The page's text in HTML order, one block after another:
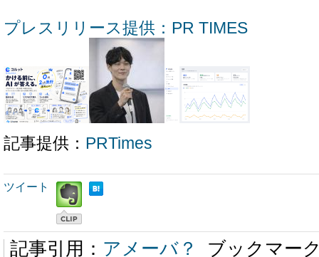
プレスリリース提供：PR TIMES
記事提供： PRTimes
ツイート
記事引用： アメーバ？ ブックマー